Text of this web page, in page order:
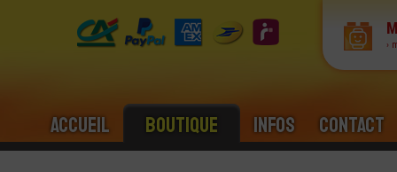
›
Accueil Boutique Infos Contact